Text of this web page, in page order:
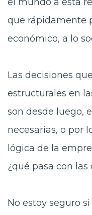
que rápidamente
económico, a lo
Las decisiones
estructurales en
son desde luego,
necesarias, o por
lógica de la
¿qué pasa con las
No estoy seguro